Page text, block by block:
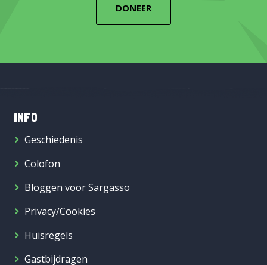
DONEER
INFO
Geschiedenis
Colofon
Bloggen voor Sargasso
Privacy/Cookies
Huisregels
Gastbijdragen